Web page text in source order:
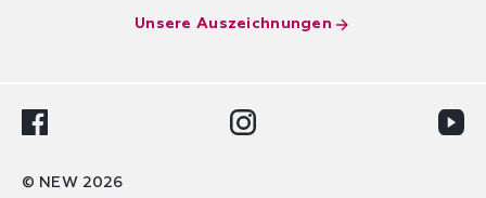
Unsere Auszeichnungen
© NEW 2026
Facebook Instagram